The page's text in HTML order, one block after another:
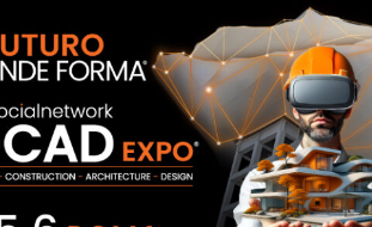
Monoblocco per diversamente abili -
Mobilspazio
97 59 30 - KNIPEX Molla di trazione per
97 53 4/5/8/9/14 sottile (Manico)
SolaMaster DS 330-O - DS 750-O per
applicazioni Senza Controsoffitto